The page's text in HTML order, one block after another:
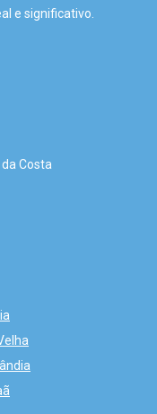
e significativo.
Costa